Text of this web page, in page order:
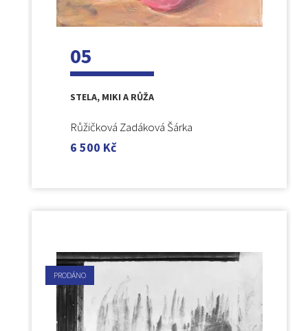
05
STELA, MIKI A RŮŽA
Růžičková Zadáková Šárka
6 500 Kč
PRODÁNO